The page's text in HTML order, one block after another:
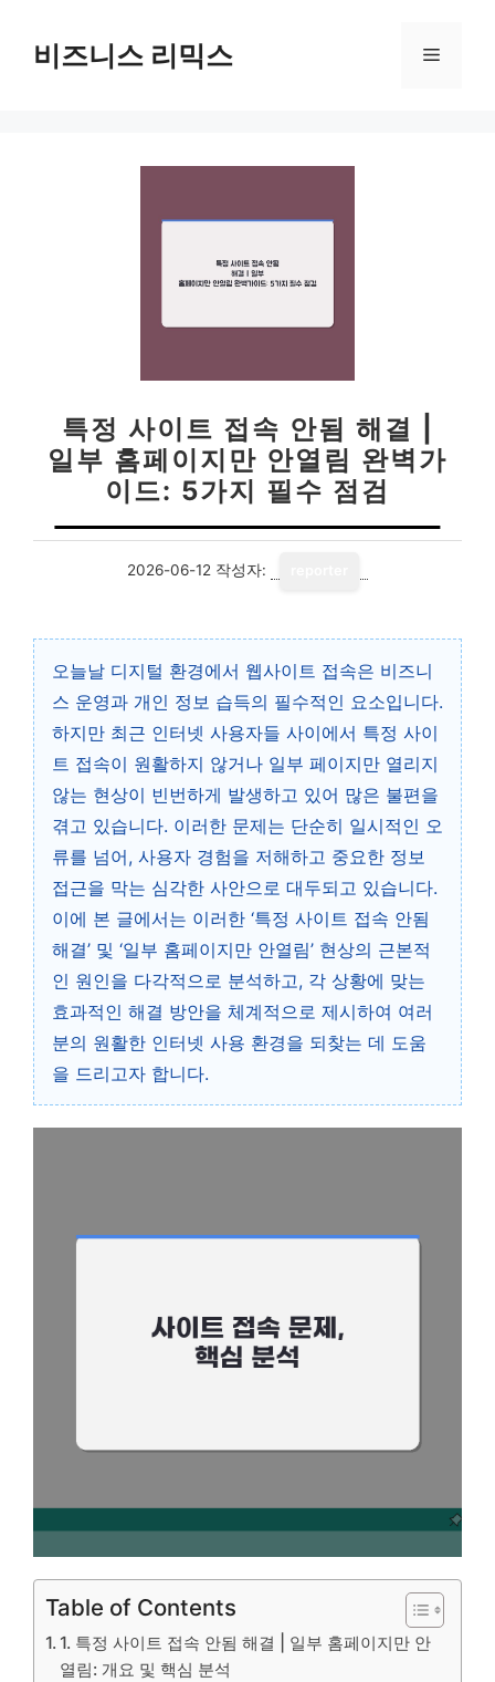
비즈니스 리믹스 메
특정 사이트 접속 안됨 해결 |
일부 홈페이지만 안열림 완벽가
이드: 5가지 필수 점검
2026-06-12 작성자:
오늘날 디지털 환경에서 웹사이트 접속은 비즈니
스 운영과 개인 정보 습득의 필수적인 요소입니다.
하지만 최근 인터넷 사용자들 사이에서 특정 사이
트 접속이 원활하지 않거나 일부 페이지만 열리지
않는 현상이 빈번하게 발생하고 있어 많은 불편을
겪고 있습니다. 이러한 문제는 단순히 일시적인 오
류를 넘어, 사용자 경험을 저해하고 중요한 정보
접근을 막는 심각한 사안으로 대두되고 있습니다.
이에 본 글에서는 이러한 ‘특정 사이트 접속 안됨
해결’ 및 ‘일부 홈페이지만 안열림’ 현상의 근본적
인 원인을 다각적으로 분석하고, 각 상황에 맞는
효과적인 해결 방안을 체계적으로 제시하여 여러
분의 원활한 인터넷 사용 환경을 되찾는 데 도움
을 드리고자 합니다.
Table of Contents
1. 특정 사이트 접속 안됨 해결 | 일부 홈페이지만 안
열림: 개요 및 핵심 분석